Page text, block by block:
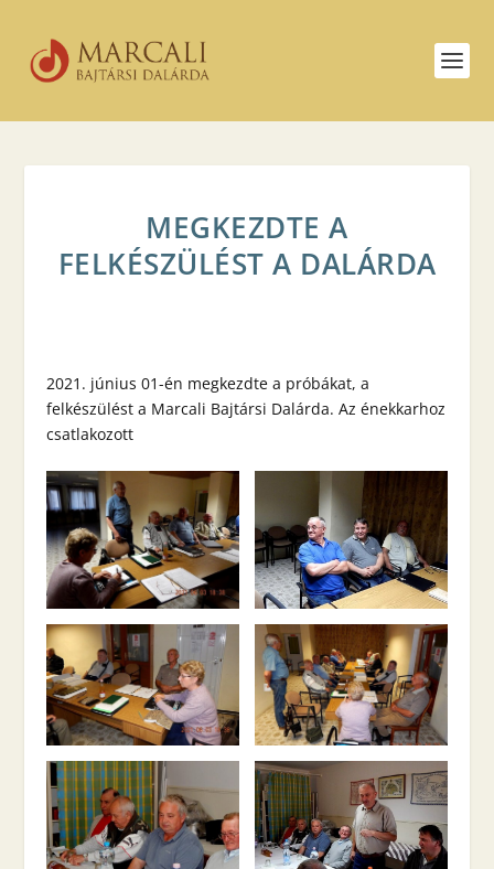
MEGKEZDTE A
FELKÉSZÜLÉST A DALÁRDA
2021. június 01-én megkezdte a próbákat, a
felkészülést a Marcali Bajtársi Dalárda. Az énekkarhoz
csatlakozott